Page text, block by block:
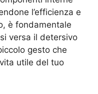
l’efficienza e
è fondamentale
versa il detersivo
gesto che
utile del tuo